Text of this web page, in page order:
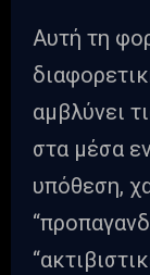
Αυτή τη
αμβλύνει
στα μέσα
υπόθεση,